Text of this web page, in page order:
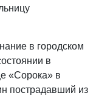
в городском
в
«Сорока» в
пострадавший из